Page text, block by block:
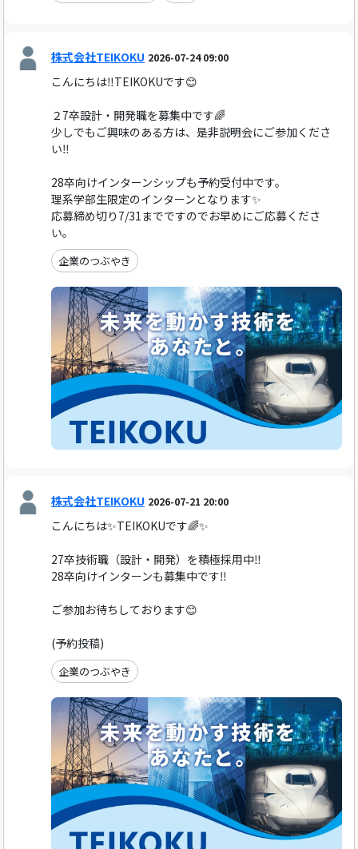
株式会社TEIKOKU 2026-07-24 09:00
こんにちは‼️TEIKOKUです😊
２7卒設計・開発職を募集中です🌈
少しでもご興味のある方は、是非説明会にご参加くださ
い‼️
28卒向けインターンシップも予約受付中です。
理系学部生限定のインターンとなります✨
応募締め切り7/31までですのでお早めにご応募くださ
い。
企業のつぶやき
株式会社TEIKOKU 2026-07-21 20:00
こんにちは✨TEIKOKUです🌈✨
27卒技術職（設計・開発）を積極採用中‼️
28卒向けインターンも募集中です‼️
ご参加お待ちしております😊
(予約投稿)
企業のつぶやき